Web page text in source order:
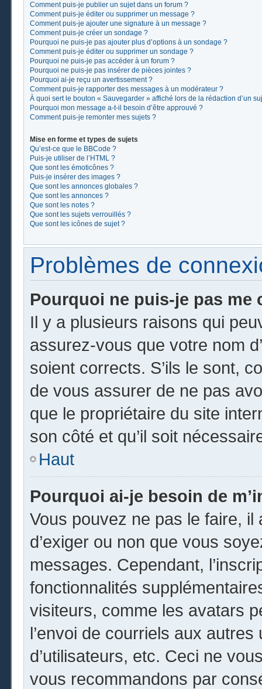
Comment puis-je publier un sujet dans un forum ?
Comment puis-je éditer ou supprimer un message ?
Comment puis-je ajouter une signature à un message ?
Comment puis-je créer un sondage ?
Pourquoi ne puis-je pas ajouter plus d’options à un sondage ?
Comment puis-je éditer ou supprimer un sondage ?
Pourquoi ne puis-je pas accéder à un forum ?
Pourquoi ne puis-je pas insérer de pièces jointes ?
Pourquoi ai-je reçu un avertissement ?
Comment puis-je rapporter des messages à un modérateur ?
À quoi sert le bouton « Sauvegarder » affiché lors de la rédaction d’un
Pourquoi mon message a-t-il besoin d’être approuvé ?
Comment puis-je remonter mes sujets ?
Mise en forme et types de sujets
Qu’est-ce que le BBCode ?
Puis-je utiliser de l’HTML ?
Que sont les émoticônes ?
Puis-je insérer des images ?
Que sont les annonces globales ?
Que sont les annonces ?
Que sont les notes ?
Que sont les sujets verrouillés ?
Que sont les icônes de sujet ?
Problèmes de
Pourquoi ne puis-je pas me
Il y a plusieurs raisons qui
assurez-vous que votre nom
soient corrects. S’ils le sont,
de vous assurer de ne pas
que le propriétaire du site
son côté et qu’il soit
Haut
Pourquoi ai-je besoin de
Vous pouvez ne pas le faire, il
d’exiger ou non que vous
messages. Cependant,
fonctionnalités
visiteurs, comme les avatars
l’envoi de courriels aux
d’utilisateurs, etc. Ceci ne
vous recommandons par